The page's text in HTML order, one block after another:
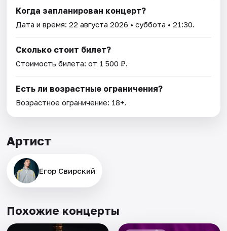
Когда запланирован концерт?
Дата и время:22 августа 2026 • суббота • 21:30.
Сколько стоит билет?
Стоимость билета: от 1 500 ₽.
Есть ли возрастные ограничения?
Возрастное ограничение: 18+.
Артист
Егор Свирский
Похожие концерты